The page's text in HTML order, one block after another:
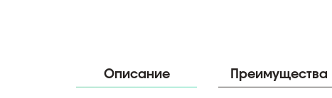
Описание Преимущества